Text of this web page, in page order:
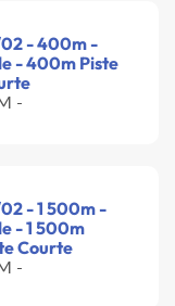
- 400m -
- 400m Piste
-
- 1 500m -
- 1 500m
Courte
-